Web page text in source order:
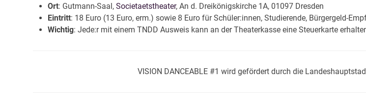
Ort: Gutmann-Saal,Societaetstheater, An d. Dreikönigskirche 1A, 01097 Dresden
Eintritt: 18 Euro (13 Euro, erm.) sowie 8 Euro für Schüler:innen, Studierende, Bürgergeld-
Wichtig: Jede:r mit einem TNDD Ausweis kann an der Theaterkasse eine Steuerkarte
VISION DANCEABLE #1 wird gefördert durch die